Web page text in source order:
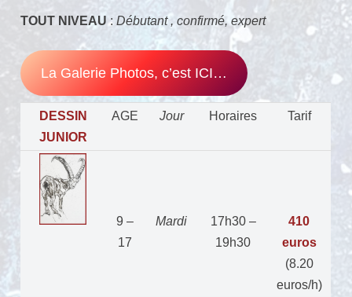
TOUT NIVEAU:Débutant , confirmé, expert
La Galerie Photos, c’est ICI…
DESSIN
JUNIOR
AGE Jour Horaires Tarif
9 –
17
Mardi
17h30 –
19h30
410
euros
(8.20
euros/h)